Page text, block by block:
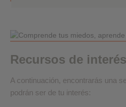
Recursos de interés
A continuación, encontrarás una
podrán ser de tu interés: